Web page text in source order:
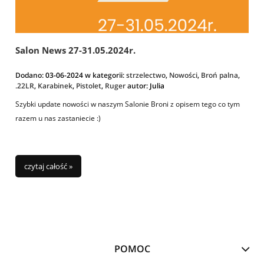
Salon News 27-31.05.2024r.
Dodano:03-06-2024w kategorii:strzelectwo, Nowości, Broń palna,
.22LR, Karabinek, Pistolet, Rugerautor: Julia
Szybki update nowości w naszym Salonie Broni z opisem tego co tym
razem u nas zastaniecie :)
czytaj całość »
POMOC